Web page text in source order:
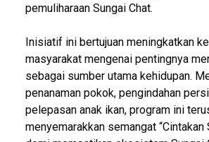
pemuliharaan Sungai Chat.
Inisiatif ini bertujuan meningkatkan
masyarakat mengenai pentingnya
sebagai sumber utama kehidupan.
penanaman pokok, pengindahan
pelepasan anak ikan, program ini
menyemarakkan semangat “Cintakan